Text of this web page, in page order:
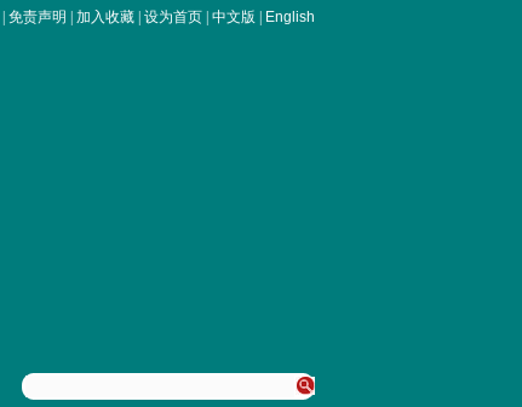
免责声明 加入收藏 设为首页 中文版 English